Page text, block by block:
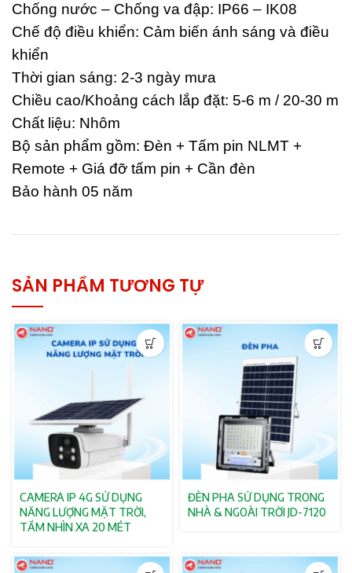
Chống nước – Chống va đập: IP66 – IK08
Chế độ điều khiển: Cảm biến ánh sáng và điều
khiển
Thời gian sáng: 2-3 ngày mưa
Chiều cao/Khoảng cách lắp đặt: 5-6 m / 20-30 m
Chất liệu: Nhôm
Bộ sản phẩm gồm: Đèn + Tấm pin NLMT +
Remote + Giá đỡ tấm pin + Cần đèn
Bảo hành 05 năm
SẢN PHẨM TƯƠNG TỰ
CAMERA IP 4G SỬ DỤNG
NĂNG LƯỢNG MẶT TRỜI,
TẦM NHÌN XA 20 MÉT
ĐÈN PHA SỬ DỤNG TRONG
NHÀ & NGOÀI TRỜI JD-7120